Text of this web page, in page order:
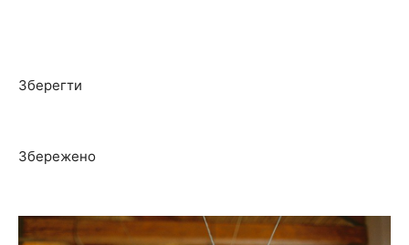
Зберегти
Збережено